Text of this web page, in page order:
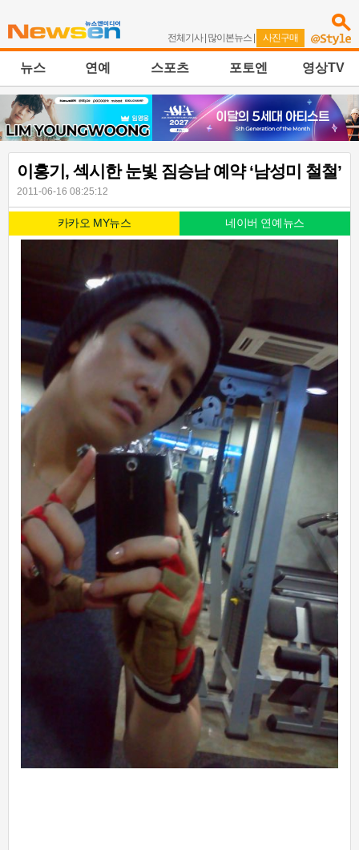
전체기사| 많이본뉴스 | 사진구매
뉴스 연예 스포츠 포토엔 영상TV
이홍기, 섹시한 눈빛 짐승남 예약 ‘남성미 철철’
2011-06-16 08:25:12
카카오 MY뉴스 네이버 연예뉴스